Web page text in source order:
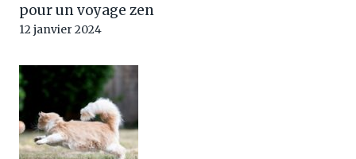
pour un voyage zen
12 janvier 2024